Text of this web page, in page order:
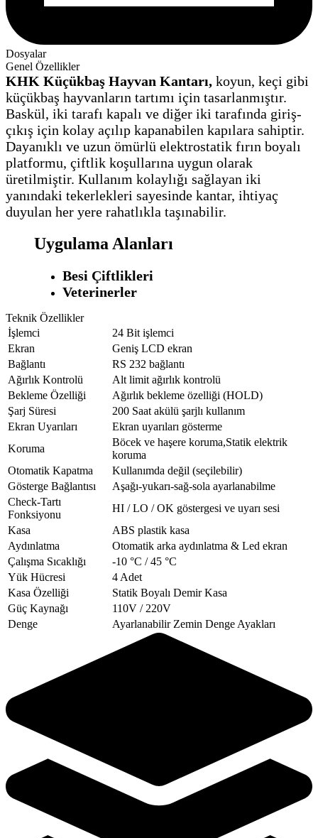
Dosyalar
Genel Özellikler
KHK Küçükbaş Hayvan Kantarı, koyun, keçi gibi
küçükbaş hayvanların tartımı için tasarlanmıştır.
Baskül, iki tarafı kapalı ve diğer iki tarafında giriş-
çıkış için kolay açılıp kapanabilen kapılara sahiptir.
Dayanıklı ve uzun ömürlü elektrostatik fırın boyalı
platformu, çiftlik koşullarına uygun olarak
üretilmiştir. Kullanım kolaylığı sağlayan iki
yanındaki tekerlekleri sayesinde kantar, ihtiyaç
duyulan her yere rahatlıkla taşınabilir.
Uygulama Alanları
Besi Çiftlikleri
Veterinerler
Teknik Özellikler
İşlemci
24 Bit işlemci
Ekran
Geniş LCD ekran
Bağlantı
RS 232 bağlantı
Ağırlık Kontrolü
Alt limit ağırlık kontrolü
Bekleme Özelliği
Ağırlık bekleme özelliği (HOLD)
Şarj Süresi
200 Saat akülü şarjlı kullanım
Ekran Uyarıları
Ekran uyarıları gösterme
Koruma
Böcek ve haşere koruma,Statik elektrik
koruma
Otomatik Kapatma
Kullanımda değil (seçilebilir)
Gösterge Bağlantısı
Aşağı-yukarı-sağ-sola ayarlanabilme
Check-Tartı
Fonksiyonu
HI / LO / OK göstergesi ve uyarı sesi
Kasa
ABS plastik kasa
Aydınlatma
Otomatik arka aydınlatma & Led ekran
Çalışma Sıcaklığı
-10 °C / 45 °C
Yük Hücresi
4 Adet
Kasa Özelliği
Statik Boyalı Demir Kasa
Güç Kaynağı
110V / 220V
Denge
Ayarlanabilir Zemin Denge Ayakları